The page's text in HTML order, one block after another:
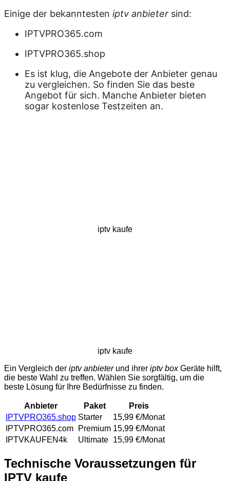
Einige der bekanntesten iptv anbieter sind:
IPTVPRO365.com
IPTVPRO365.shop
Es ist klug, die Angebote der Anbieter genau
zu vergleichen. So finden Sie das beste
Angebot für sich. Manche Anbieter bieten
sogar kostenlose Testzeiten an.
iptv kaufe
iptv kaufe
Ein Vergleich der iptv anbieterund ihrer iptv boxGeräte hilft,
die beste Wahl zu treffen. Wählen Sie sorgfältig, um die
beste Lösung für Ihre Bedürfnisse zu finden.
Anbieter Paket
Preis
IPTVPRO365.shop Starter
15,99 €/Monat
IPTVPRO365.com
Premium 15,99 €/Monat
IPTVKAUFEN4k
Ultimate 15,99 €/Monat
Technische Voraussetzungen für
IPTV kaufe